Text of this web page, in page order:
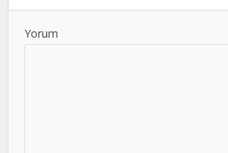
Yorum